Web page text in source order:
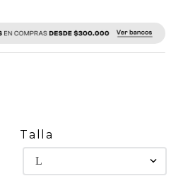
Talla
L